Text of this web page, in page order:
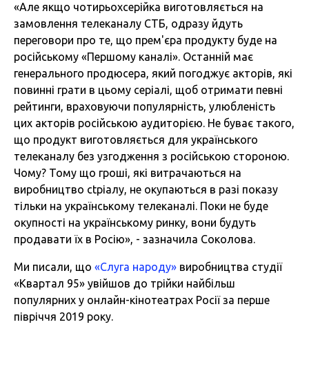
«Але якщо чотирьохсерійка виготовляється на
замовлення телеканалу СТБ, одразу йдуть
переговори про те, що прем'єра продукту буде на
російському «Першому каналі». Останній має
генерального продюсера, який погоджує акторів, які
повинні грати в цьому серіалі, щоб отримати певні
рейтинги, враховуючи популярність, улюбленість
цих акторів російською аудиторією. Не буває такого,
що продукт виготовляється для українського
телеканалу без узгодження з російською стороною.
Чому? Тому що гроші, які витрачаються на
виробництво сtріалу, не окупаються в разі показу
тільки на українському телеканалі. Поки не буде
окупності на українському ринку, вони будуть
продавати їх в Росію», - зазначила Соколова.
Ми писали, що «Слуга народу» виробництва студії
«Квартал 95» увійшов до трійки найбільш
популярних у онлайн-кінотеатрах Росії за перше
півріччя 2019 року.